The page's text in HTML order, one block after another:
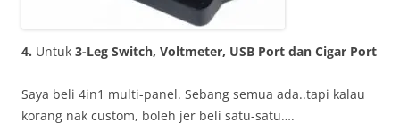
4. Untuk 3-Leg Switch, Voltmeter, USB Port dan Cigar Port
Saya beli 4in1 multi-panel. Sebang semua ada..tapi kalau
korang nak custom, boleh jer beli satu-satu….